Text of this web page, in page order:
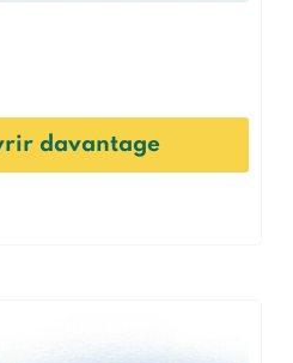
davantage